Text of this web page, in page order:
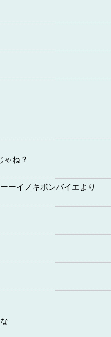
ゃね？
ーイノキボンバイエより